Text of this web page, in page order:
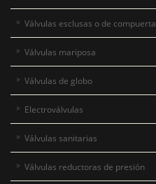
Válvulas esclusas o de compuerta
Válvulas mariposa
Válvulas de globo
Electroválvulas
Válvulas sanitarias
Válvulas reductoras de presión